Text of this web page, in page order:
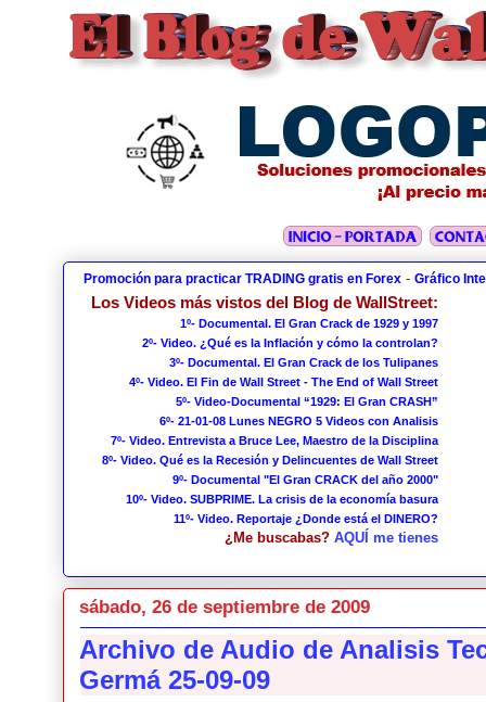
Promoción para practicar TRADING gratis en Forex - Gráfico
Los Videos más vistos del Blog de WallStreet:
1º- Documental. El Gran Crack de 1929 y 1997
2º- Video. ¿Qué es la Inflación y cómo la controlan?
3º- Documental. El Gran Crack de los Tulipanes
4º- Video. El Fin de Wall Street - The End of Wall Street
5º- Video-Documental “1929: El Gran CRASH”
6º- 21-01-08 Lunes NEGRO 5 Videos con Analisis
7º- Video. Entrevista a Bruce Lee, Maestro de la Disciplina
8º- Video. Qué es la Recesión y Delincuentes de Wall Street
9º- Documental "El Gran CRACK del año 2000"
10º- Video. SUBPRIME. La crisis de la economía basura
11º- Video. Reportaje ¿Donde está el DINERO?
¿Me buscabas?AQUÍ me tienes
sábado, 26 de septiembre de 2009
Archivo de Audio de Analisis
Germá 25-09-09